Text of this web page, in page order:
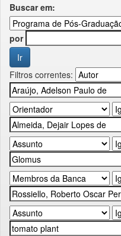
Buscar em:
por
Filtros correntes: